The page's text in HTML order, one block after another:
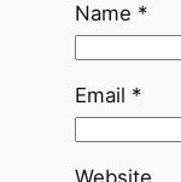
Name *
Email *